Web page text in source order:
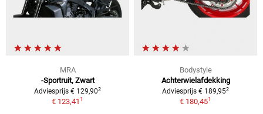
MRA
-Sportruit, Zwart
Adviesprijs € 129,902
€ 123,411
Bodystyle
Achterwielafdekking
Adviesprijs € 189,952
€ 180,451